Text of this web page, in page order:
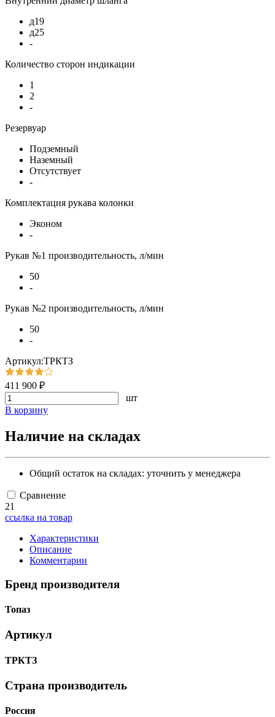
д19
д25
-
Количество сторон индикации
1
2
-
Резервуар
Подземный
Наземный
Отсутствует
-
Комплектация рукава колонки
Эконом
-
Рукав №1 производительность, л/мин
50
-
Рукав №2 производительность, л/мин
50
-
Артикул:ТРКТЗ
411 900 ₽
шт
В корзину
Наличие на складах
Общий остаток на складах: уточнить у менеджера
Сравнение
21
ссылка на товар
Характеристики
Описание
Комментарии
Бренд производителя
Топаз
Артикул
ТРКТЗ
Страна производитель
Россия